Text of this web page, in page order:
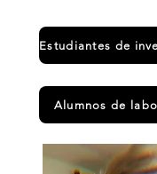
Alumnos de